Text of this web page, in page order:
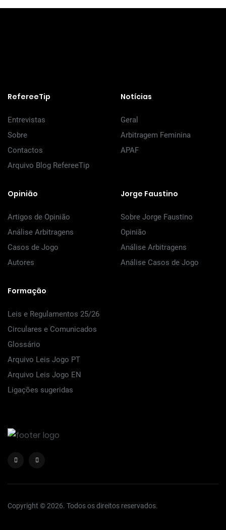
RefereeTip
Entrevistas
Sobre
Contactos
Arquivo Blog RefereeTip
Notícias
Geral
Arbitragem Feminina
APAF
Opinião
Artigos de Opinião
Análise Arbitragens
Casos de Jogo
Autores
Jorge Faustino
Sobre Jorge Faustino
Opinião
Análise Arbitragens
Análise Casos de Jogo
Formação
Leis e Regulamentos 25/26
Circulares e Comunicados
Glossário
Arquivo Leis Jogo PT
Arquivo Leis Jogo EN
Ligações sugeridas
Copyright © 2026. Todos os direitos reservados.